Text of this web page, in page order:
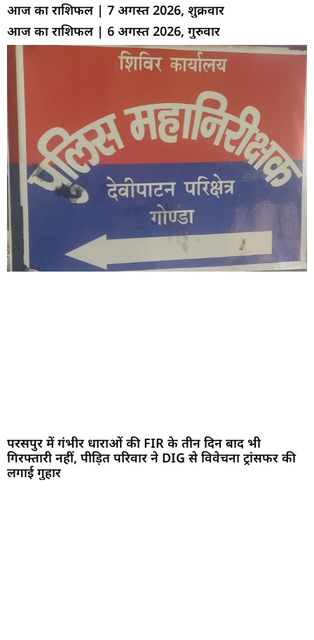
आज का राशिफल | 7 अगस्त 2026, शुक्रवार
आज का राशिफल | 6 अगस्त 2026, गुरुवार
परसपुर में गंभीर धाराओं की FIR के तीन दिन बाद भी
गिरफ्तारी नहीं, पीड़ित परिवार ने DIG से विवेचना ट्रांसफर की
लगाई गुहार